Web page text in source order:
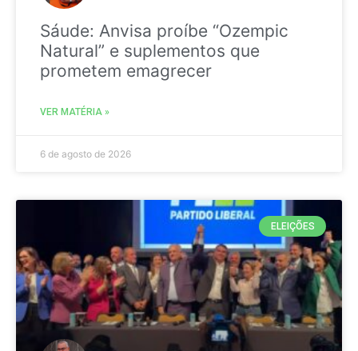
Sáude: Anvisa proíbe “Ozempic
Natural” e suplementos que
prometem emagrecer
VER MATÉRIA »
6 de agosto de 2026
ELEIÇÕES